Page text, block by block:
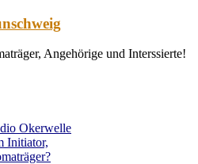
Angehörige und Interssierte!
Okerwelle
Initiator,